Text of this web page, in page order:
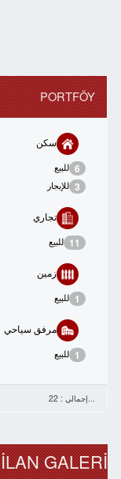
PORTFÖY
سكن
للبيع 6
للإيجار 3
تجاري
للبيع 11
زمین
للبيع 1
مرفق سياحي
للبيع 1
...إجمالي : 22
İLAN GALERİ